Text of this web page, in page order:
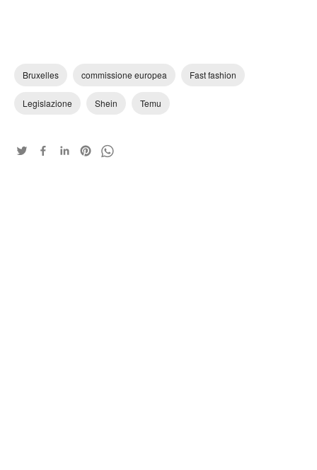
Bruxelles commissione europea Fast fashion
Legislazione Shein Temu